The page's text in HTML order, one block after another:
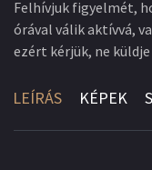
Felhívjuk figyelmét,
órával válik aktívvá,
ezért kérjük, ne
LEÍRÁS KÉPEK